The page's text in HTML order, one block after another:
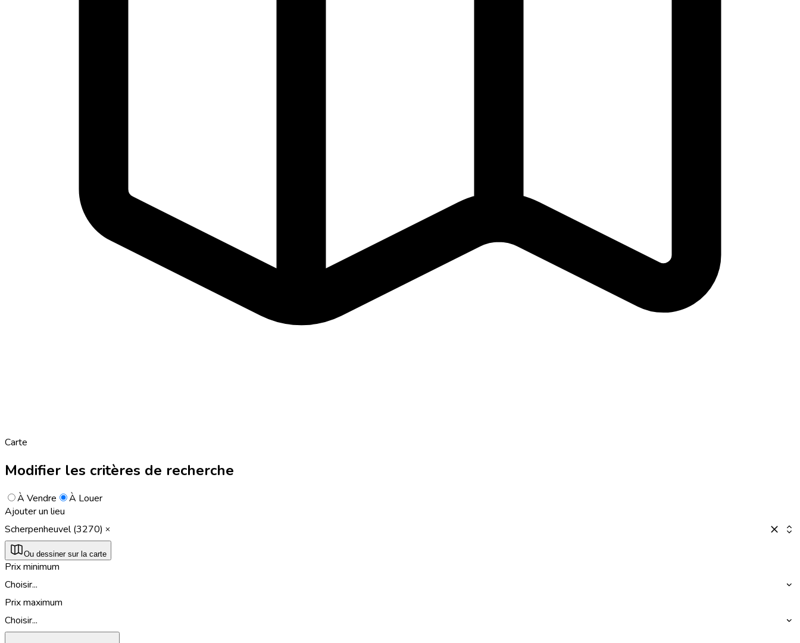
Carte
Modifier les critères de recherche
À Vendre
À Louer
Ajouter un lieu
Scherpenheuvel (3270)
Ou dessiner sur la carte
Prix minimum
Choisir...
Prix maximum
Choisir...